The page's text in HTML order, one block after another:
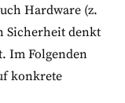
Hardware (z.
Sicherheit denkt
Im Folgenden
konkrete